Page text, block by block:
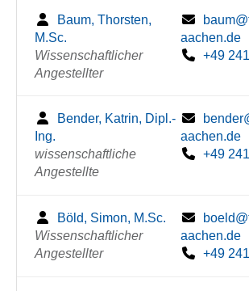
Baum, Thorsten,
M.Sc.
Wissenschaftlicher
Angestellter
aachen.de
+49
Bender, Katrin, Dipl.-
Ing.
wissenschaftliche
Angestellte
aachen.de
+49
Böld, Simon, M.Sc.
Wissenschaftlicher
Angestellter
aachen.de
+49